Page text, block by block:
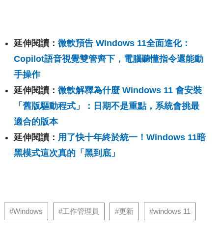
延伸閱讀： 微軟預告 Windows 11全面進化：
Copilot語音視覺雙管齊下，電腦聽懂指令還能動
手操作
延伸閱讀： 微軟解釋為什麼 Windows 11 會安裝
「舊版驅動程式」：日期不是重點，系統會挑最
適合的版本
延伸閱讀： 用了快十年終於統一！Windows 11暗
黑模式這次真的「黑到底」
#Windows #工作管理員 #更新 #windows 11